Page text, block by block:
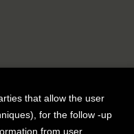
that allow the user
for the follow -up
from user